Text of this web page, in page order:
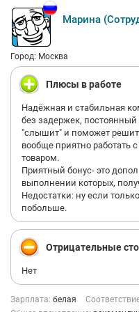
рассчитать простейшую
любые вопросы, даже те,
обязанностей. Я думала,
увидела её отношение к
вела себя так со всеми,
одеяло за 100к, всему
такого к счастью не
Марина
Город: Москва
Плюсы в работе
Надёжная и стабильная
без задержек, постоянный
"слышит" и поможет
вообще приятно работать
товаром.
Приятный бонус- это
выполнении которых,
Недостатки: ну если
побольше.
Отрицательные
Нет
Зарплата: белая